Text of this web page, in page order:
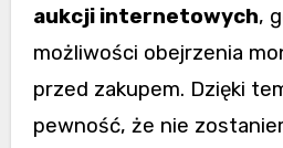
aukcji internetowych,
możliwości obejrzenia
przed zakupem. Dzięki
pewność, że nie